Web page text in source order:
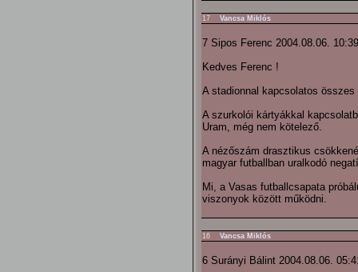
17 Vancsa Miklós
7 Sipos Ferenc 2004.08.06. 10:39
Kedves Ferenc !
A stadionnal kapcsolatos
A szurkolói kártyákkal
Uram, még nem kötelező.
A nézőszám drasztikus
magyar futballban uralkodó
Mi, a Vasas futballcsapata
viszonyok között működni.
16 Vancsa Miklós
6 Surányi Bálint 2004.08.06.